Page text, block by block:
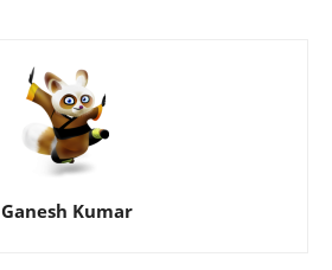
Ganesh Kumar